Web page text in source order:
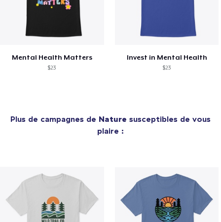
Mental Health Matters
$23
Invest in Mental Health
$23
Plus de campagnes de Nature susceptibles de vous
plaire :